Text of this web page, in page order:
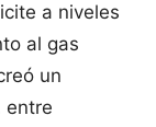
a niveles
al gas
un
entre